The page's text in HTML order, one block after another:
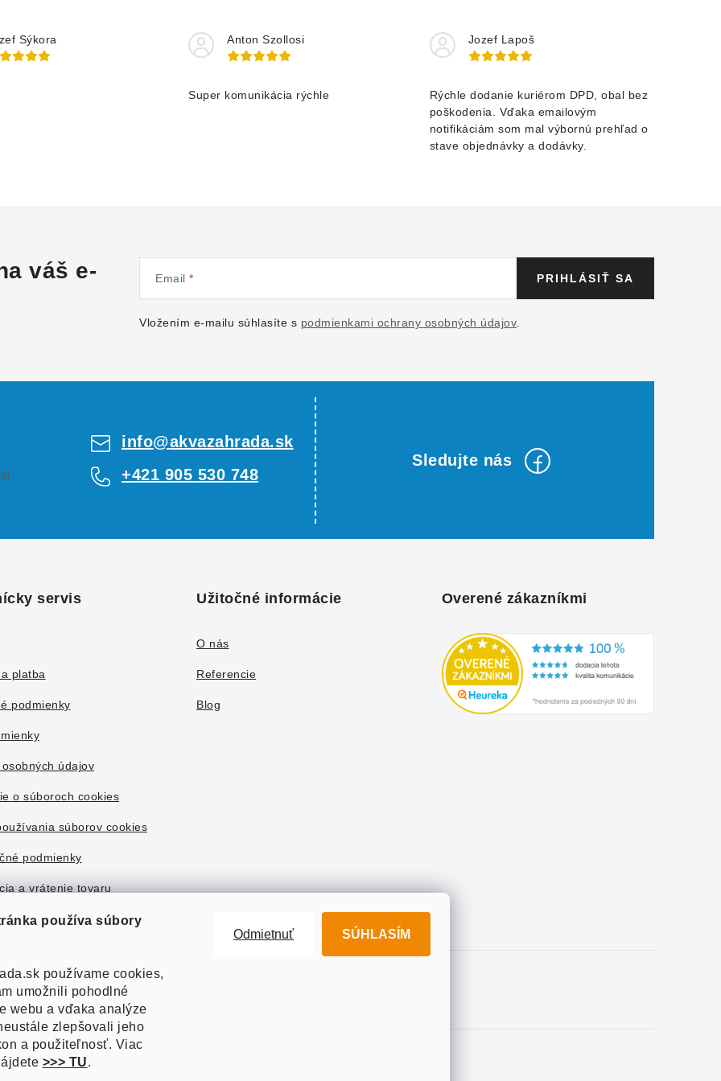
používa súbory
používame cookies,
umožnili pohodlné
webu a vďaka analýze
zlepšovali jeho
a použiteľnosť. Viac
>>> TU.
Odmietnuť SÚHLASÍM
Sýkora Anton Szollosi
Super komunikácia rýchle
Jozef Lapoš
Rýchle dodanie kuriérom DPD, obal bez
poškodenia. Vďaka emailovým
notifikáciám som mal výbornú prehľad o
stave objednávky a dodávky.
váš e-
Email
Vložením e-mailu súhlasíte s podmienkami ochrany osobných údajov
PRIHLÁSIŤ SA
info@akvazahrada.sk
+421 905 530 748
servis
platba
podmienky
údajov
o súboroch cookies
súborov cookies
podmienky
a vrátenie tovaru
Užitočné informácie
O nás
Referencie
Blog
Overené zákazníkmi
2026Akvazahrada.sk